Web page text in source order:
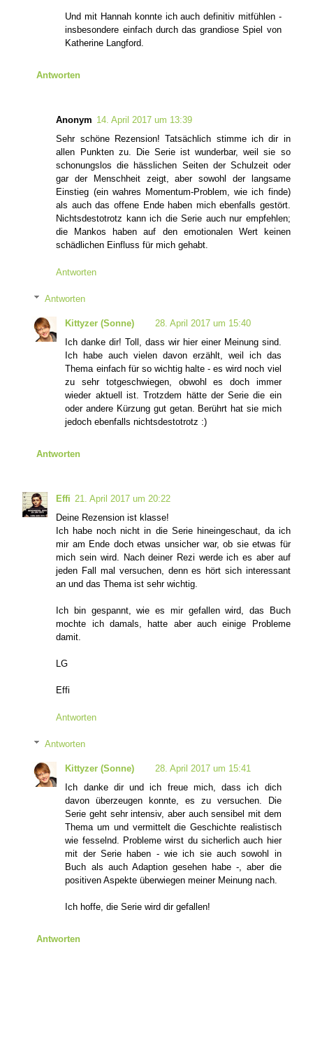
Und mit Hannah konnte ich auch definitiv mitfühlen -
insbesondere einfach durch das grandiose Spiel von
Katherine Langford.
Antworten
Anonym 14. April 2017 um 13:39
Sehr schöne Rezension! Tatsächlich stimme ich dir in
allen Punkten zu. Die Serie ist wunderbar, weil sie so
schonungslos die hässlichen Seiten der Schulzeit oder
gar der Menschheit zeigt, aber sowohl der langsame
Einstieg (ein wahres Momentum-Problem, wie ich finde)
als auch das offene Ende haben mich ebenfalls gestört.
Nichtsdestotrotz kann ich die Serie auch nur empfehlen;
die Mankos haben auf den emotionalen Wert keinen
schädlichen Einfluss für mich gehabt.
Antworten
Antworten
Kittyzer (Sonne)
28. April 2017 um 15:40
Ich danke dir! Toll, dass wir hier einer Meinung sind.
Ich habe auch vielen davon erzählt, weil ich das
Thema einfach für so wichtig halte - es wird noch viel
zu sehr totgeschwiegen, obwohl es doch immer
wieder aktuell ist. Trotzdem hätte der Serie die ein
oder andere Kürzung gut getan. Berührt hat sie mich
jedoch ebenfalls nichtsdestotrotz :)
Antworten
Effi 21. April 2017 um 20:22
Deine Rezension ist klasse!
Ich habe noch nicht in die Serie hineingeschaut, da ich
mir am Ende doch etwas unsicher war, ob sie etwas für
mich sein wird. Nach deiner Rezi werde ich es aber auf
jeden Fall mal versuchen, denn es hört sich interessant
an und das Thema ist sehr wichtig.
Ich bin gespannt, wie es mir gefallen wird, das Buch
mochte ich damals, hatte aber auch einige Probleme
damit.
LG
Effi
Antworten
Antworten
Kittyzer (Sonne)
28. April 2017 um 15:41
Ich danke dir und ich freue mich, dass ich dich
davon überzeugen konnte, es zu versuchen. Die
Serie geht sehr intensiv, aber auch sensibel mit dem
Thema um und vermittelt die Geschichte realistisch
wie fesselnd. Probleme wirst du sicherlich auch hier
mit der Serie haben - wie ich sie auch sowohl in
Buch als auch Adaption gesehen habe -, aber die
positiven Aspekte überwiegen meiner Meinung nach.
Ich hoffe, die Serie wird dir gefallen!
Antworten